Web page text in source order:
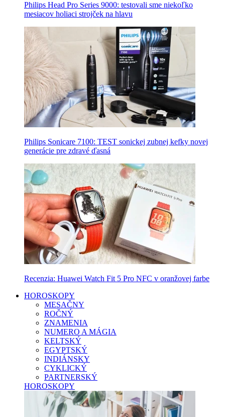
Philips Head Pro Series 9000: testovali sme niekoľko
mesiacov holiaci strojček na hlavu
Philips Sonicare 7100: TEST sonickej zubnej kefky novej
generácie pre zdravé ďasná
Recenzia: Huawei Watch Fit 5 Pro NFC v oranžovej farbe
HOROSKOPY
MESAČNY
ROČNÝ
ZNAMENIA
NUMERO A MÁGIA
KELTSKÝ
EGYPTSKÝ
INDIÁNSKY
CYKLICKÝ
PARTNERSKÝ
HOROSKOPY